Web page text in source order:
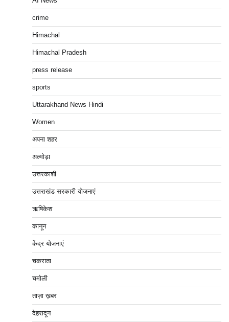
crime
Himachal
Himachal Pradesh
press release
sports
Uttarakhand News Hindi
Women
अपना शहर
अल्मोड़ा
उत्तरकाशी
उत्तराखंड सरकारी योजनाएं
ऋषिकेश
कानून
केंद्र योजनाएं
चकराता
चमोली
ताज़ा ख़बर
देहरादून